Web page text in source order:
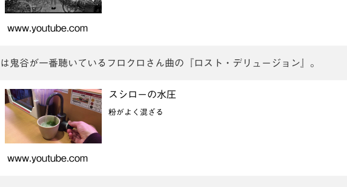
www.youtube.com
鬼谷が一番聴いているフロクロさん曲の『ロスト・デリュージョン』。
スシローの水圧
粉がよく混ざる
www.youtube.com